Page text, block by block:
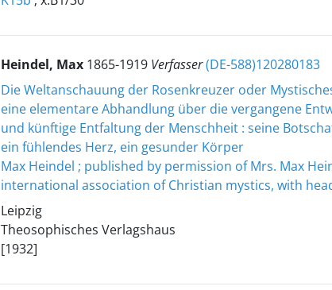
Heindel, Max 1865-1919 Verfasser(DE-588)120280183
Die Weltanschauung der Rosenkreuzer oder
eine elementare Abhandlung über die vergangene
und künftige Entfaltung der Menschheit : seine
ein fühlendes Herz, ein gesunder Körper
Max Heindel ; published by permission of Mrs. Max
international association of Christian mystics, with
Leipzig
Theosophisches Verlagshaus
[1932]